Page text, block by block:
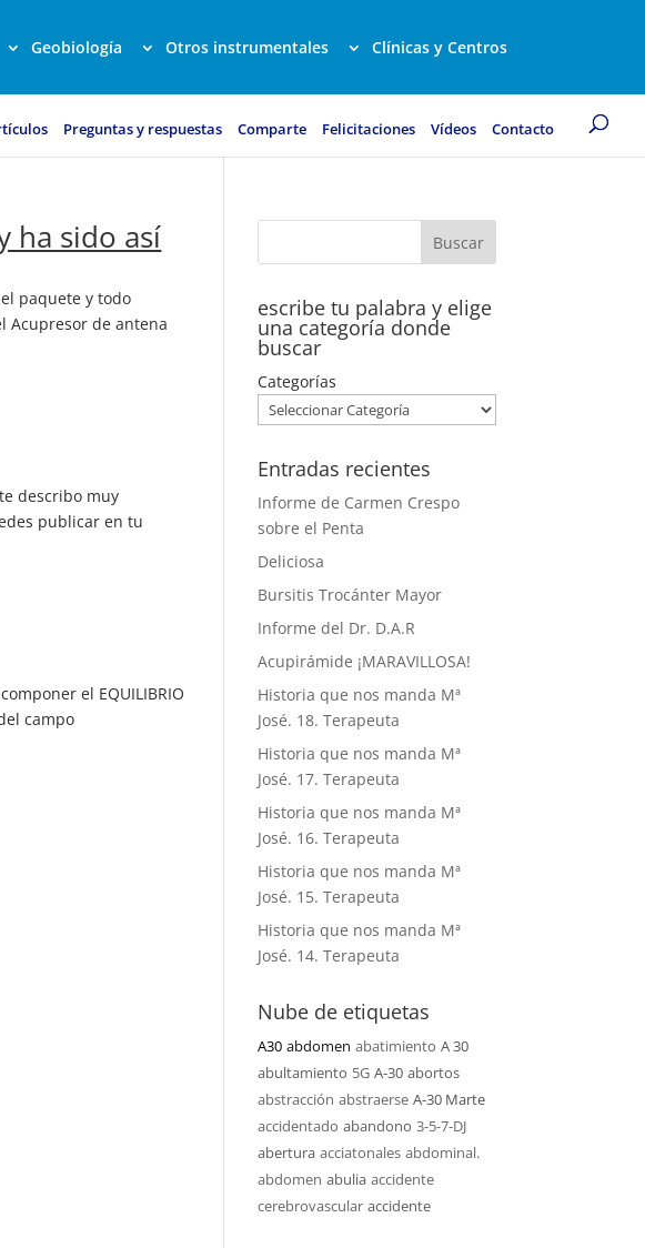
Geobiología Otros instrumentales
Clínicas y Centros
Preguntas y respuestas Comparte Felicitaciones Vídeos Contacto
ha sido así
paquete y todo
Acupresor de antena
describo muy
publicar en tu
el EQUILIBRIO
campo
escribe tu palabra y elige
una categoría donde
buscar
Categorías
Entradas recientes
Informe de Carmen Crespo
sobre el Penta
Deliciosa
Bursitis Trocánter Mayor
Informe del Dr. D.A.R
Acupirámide ¡MARAVILLOSA!
Historia que nos manda Mª
José. 18. Terapeuta
Historia que nos manda Mª
José. 17. Terapeuta
Historia que nos manda Mª
José. 16. Terapeuta
Historia que nos manda Mª
José. 15. Terapeuta
Historia que nos manda Mª
José. 14. Terapeuta
Nube de etiquetas
A30 abdomen abatimiento A 30
abultamiento 5G A-30 abortos
abstracción abstraerse A-30 Marte
accidentado abandono 3-5-7-DJ
abertura acciatonales abdominal.
abdomen abulia accidente
cerebrovascular accidente